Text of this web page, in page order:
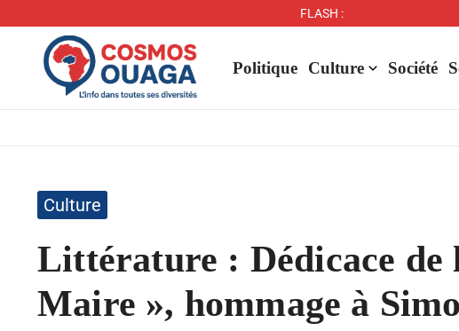
FLASH :
Mbappé
Politique Culture Société
Culture
Littérature : Dédicace de
Maire », hommage à